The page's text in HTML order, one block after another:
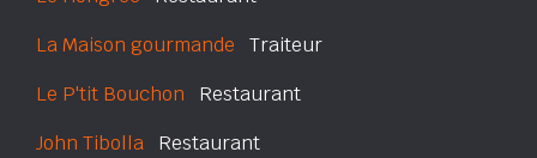
La Maison gourmande Traiteur
Le P'tit Bouchon Restaurant
John Tibolla Restaurant